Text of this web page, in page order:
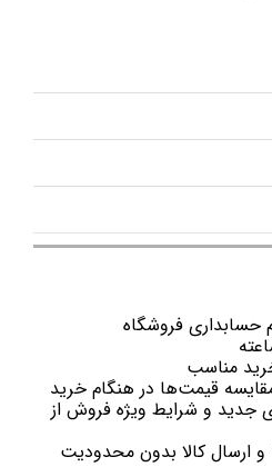
حسابداری فروشگاه
مناسب
قیمت‌ها در هنگام خرید
جدید و شرایط ویژه فروش از
ارسال کالا بدون محدودیت